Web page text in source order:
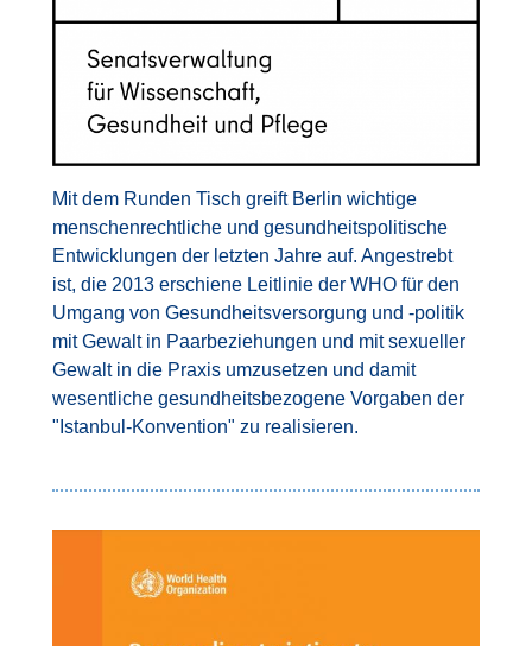
Mit dem Runden Tisch greift Berlin wichtige
menschenrechtliche und gesundheitspolitische
Entwicklungen der letzten Jahre auf. Angestrebt
ist, die 2013 erschiene Leitlinie der WHO für den
Umgang von Gesundheitsversorgung und -politik
mit Gewalt in Paarbeziehungen und mit sexueller
Gewalt in die Praxis umzusetzen und damit
wesentliche gesundheitsbezogene Vorgaben der
"Istanbul-Konvention" zu realisieren.